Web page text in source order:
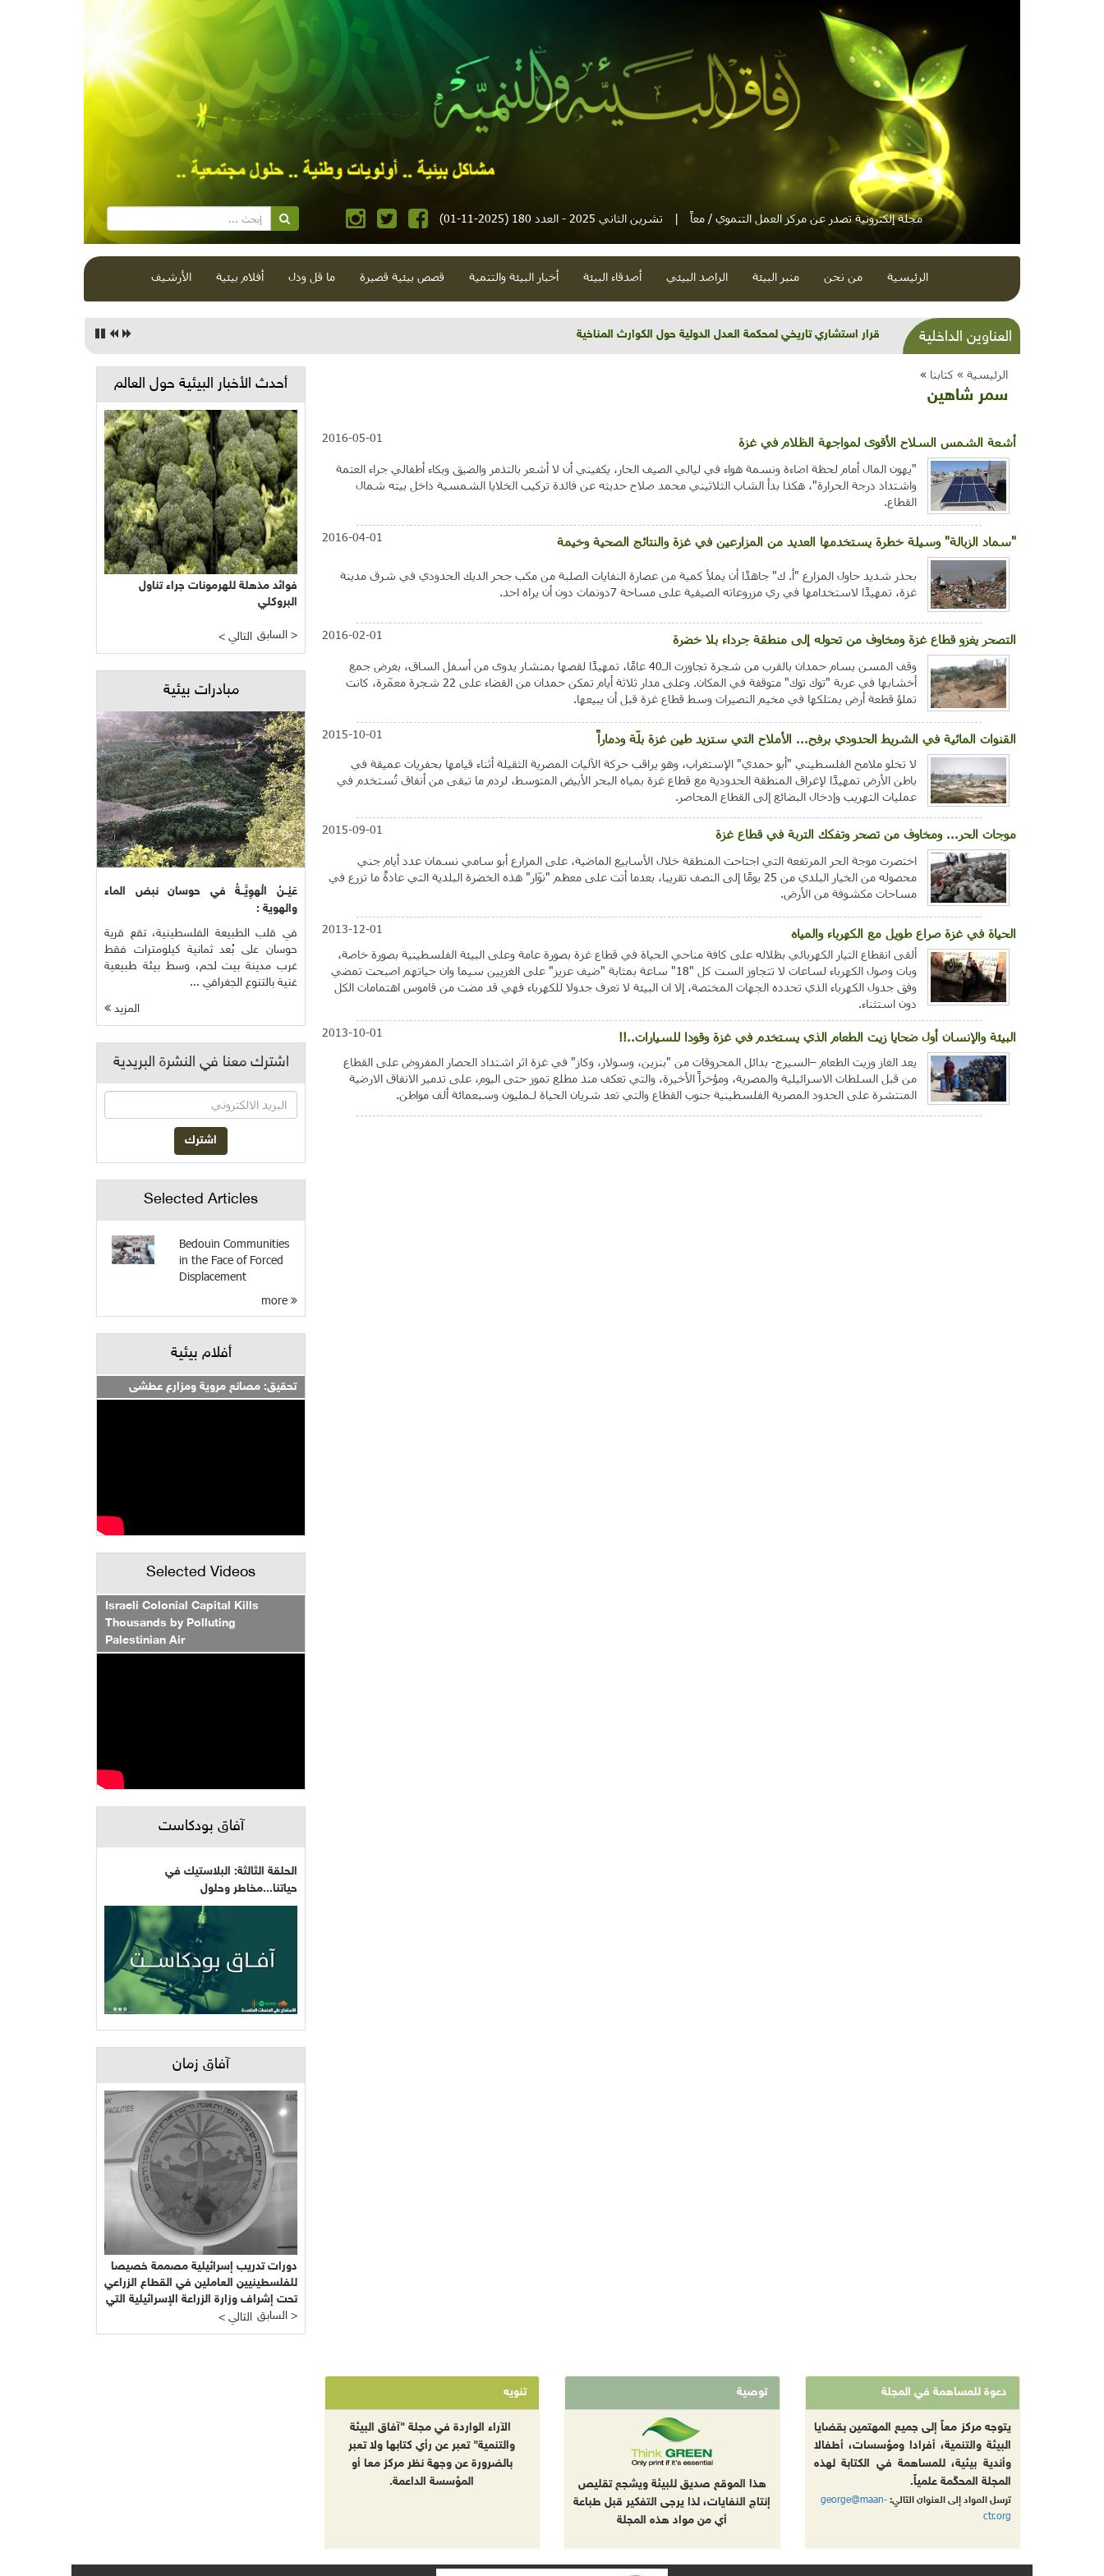
مجلة إلكترونية تصدر عن مركز العمل التنموي / معاً | تشرين الثاني 2025 - العدد 180 (2025-11-01)
الرئيسية من نحن منبر البيئة الراصد البيئي أصدقاء البيئة أخبار البيئة والتنمية قصص بيئية قصيرة ما قل ودل أفلام بيئية الأرشيف
العناوين الداخلية شذرات بيئية وتنموية...بنية تحتية وحلويات قبيحة وحاكورة ونوبل وزيتون و"سيباط"
الرئيسية » كتابنا »
سمر شاهين
أشعة الشمس السلاح الأقوى لمواجهة الظلام في غزة
2016-05-01
"يهون المال أمام لحظة اضاءة ونسمة هواء في ليالي الصيف الحار، يكفيني أن لا أشعر بالتذمر والضيق وبكاء أطفالي جراء العتمة
واشتداد درجة الحرارة"، هكذا بدأ الشاب الثلاثيني محمد صلاح حديثه عن فائدة تركيب الخلايا الشمسية داخل بيته شمال
القطاع.
"سماد الزبالة" وسيلة خطرة يستخدمها العديد من المزارعين في غزة والنتائج الصحية وخيمة 2016-04-01
بحذر شديد حاول المزارع "أ. ك" جاهدًا أن يملأ كمية من عصارة النفايات الصلبة من مكب جحر الديك الحدودي في شرق مدينة
غزة، تمهيدًا لاستخدامها في ري مزروعاته الصيفية على مساحة 7دونمات دون أن يراه احد.
التصحر يغزو قطاع غزة ومخاوف من تحوله إلى منطقة جرداء بلا خضرة
2016-02-01
وقف المسن بسام حمدان بالقرب من شجرة تجاوزت الـ40 عامًا، تمهيدًا لقصها بمنشار يدوى من أسفل الساق، بغرض جمع
أخشابها في عربة "توك توك" متوقفة في المكان. وعلى مدار ثلاثة أيام تمكن حمدان من القضاء على 22 شجرة معمّرة، كانت
تملؤ قطعة أرض يمتلكها في مخيم النصيرات وسط قطاع غزة قبل أن يبيعها.
القنوات المائية في الشريط الحدودي برفح... الأملاح التي ستزيد طين غزة بلّة ودماراً
2015-10-01
لا تخلو ملامح الفلسطيني "أبو حمدي" الإستغراب، وهو يراقب حركة الآليات المصرية الثقيلة أثناء قيامها بحفريات عميقة في
باطن الأرض تمهيدًا لإغراق المنطقة الحدودية مع قطاع غزة بمياه البحر الأبيض المتوسط، لردم ما تبقى من أنفاق تُستخدم في
عمليات التهريب وإدخال البضائع إلى القطاع المحاصر.
موجات الحر... ومخاوف من تصحر وتفكك التربة في قطاع غزة
2015-09-01
اختصرت موجة الحر المرتفعة التي اجتاحت المنطقة خلال الأسابيع الماضية، على المزارع أبو سامي نسمان عدد أيام جني
محصوله من الخيار البلدي من 25 يومًا إلى النصف تقريبا، بعدما أتت على معظم "نوّار" هذه الخضرة البلدية التي عادةً ما تزرع في
مساحات مكشوفة من الأرض.
الحياة في غزة صراع طويل مع الكهرباء والمياه
2013-12-01
ألقى انقطاع التيار الكهربائي بظلاله على كافة مناحي الحياة في قطاع غزة بصورة عامة وعلى البيئة الفلسطينية بصورة خاصة،
وبات وصول الكهرباء لساعات لا تتجاوز الست كل "18" ساعة بمثابة "ضيف عزيز" على الغزيين سيما وان حياتهم اصبحت تمضي
وفق جدول الكهرباء الذي تحدده الجهات المختصة، إلا ان البيئة لا تعرف جدولا للكهرباء فهي قد مضت من قاموس اهتمامات الكل
دون استثناء.
البيئة والإنسان أول ضحايا زيت الطعام الذي يستخدم في غزة وقودا للسيارات..!!
2013-10-01
يعد الغاز وزيت الطعام –السيرج- بدائل المحروقات من "بنزين، وسولار، وكاز" في غزة اثر اشتداد الحصار المفروض على القطاع
من قبل السلطات الاسرائيلية والمصرية، ومؤخراً الأخيرة، والتي تعكف منذ مطلع تموز حتى اليوم، على تدمير الانفاق الارضية
المنتشرة على الحدود المصرية الفلسطينية جنوب القطاع والتي تعد شريان الحياة لـمليون وسبعمائة ألف مواطن.
أحدث الأخبار البيئية حول العالم
فوائد مذهلة للهرمونات جراء تناول
البروكلي
< التالي السابق >
مبادرات بيئية
عَيْــنُ الْهوِيَّــةُ في حوسان نبض الماء
والهوية :
في قلب الطبيعة الفلسطينية، تقع قرية
حوسان على بُعد ثمانية كيلومترات فقط
غرب مدينة بيت لحم، وسط بيئة طبيعية
غنية بالتنوع الجغرافي ...
المزيد
اشترك معنا في النشرة البريدية
Selected Articles
Bedouin Communities
in the Face of Forced
Displacement
أفلام بيئية
تحقيق: مصانع مروية ومزارع عطشى
Selected Videos
Israeli Colonial Capital Kills
Thousands by Polluting
Palestinian Air
آفاق بودكاست
الحلقة الثالثة: البلاستيك في
حياتنا...مخاطر وحلول
آفاق زمان
دورات تدريب إسرائيلية مصممة خصيصا
للفلسطينيين العاملين في القطاع الزراعي
تحت إشراف وزارة الزراعة الإسرائيلية التي
يرأسها يائير شَمِير نائب ليبرمان رئيس
"إسرائيل بيتنا"!!!
< التالي السابق >
دعوة للمساهمة في المجلة
يتوجه مركز معاً إلى جميع المهتمين بقضايا
البيئة والتنمية، أفرادا ومؤسسات، أطفالا
وأندية بيئية، للمساهمة في الكتابة لهذه
المجلة المحكّمة علمياً.
ترسل المواد إلى العنوان التالي:george@maan-
ctr.org
توصية
هذا الموقع صديق للبيئة ويشجع تقليص
إنتاج النفايات، لذا يرجى التفكير قبل طباعة
أي من مواد هذه المجلة
تنويه
الآراء الواردة في مجلة "آفاق البيئة
والتنمية" تعبر عن رأي كتابها ولا تعبر
بالضرورة عن وجهة نظر مركز معا أو
المؤسسة الداعمة.